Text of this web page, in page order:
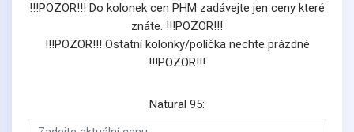
!!!POZOR!!! Do kolonek cen PHM zadávejte jen ceny které
znáte. !!!POZOR!!!
!!!POZOR!!! Ostatní kolonky/políčka nechte prázdné
!!!POZOR!!!
Natural 95: